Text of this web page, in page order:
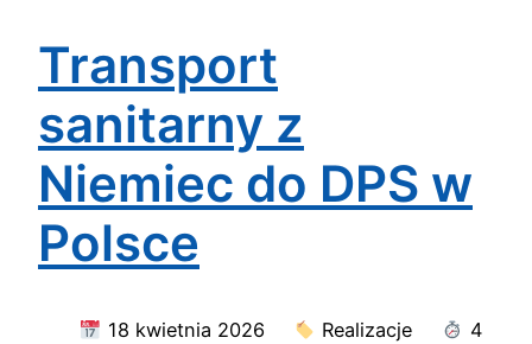
Transport
sanitarny z
Niemiec do DPS w
Polsce
18 kwietnia 2026 Realizacje
4